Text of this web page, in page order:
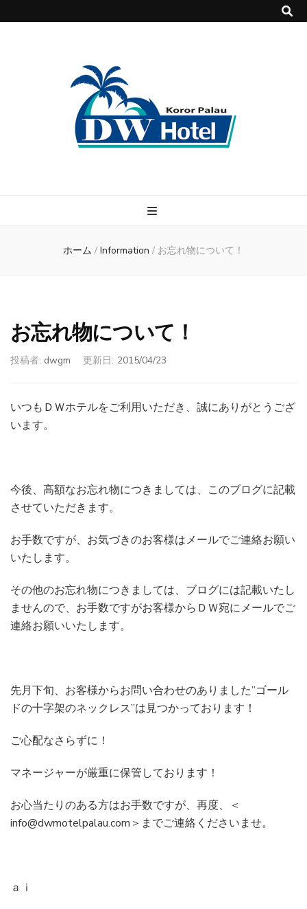
ホーム / Information / お忘れ物について！
お忘れ物について！
投稿者: dwgm 更新日: 2015/04/23
いつもＤＷホテルをご利用いただき、誠にありがとうござ
います。
今後、高額なお忘れ物につきましては、このブログに記載
させていただきます。
お手数ですが、お気づきのお客様はメールでご連絡お願い
いたします。
その他のお忘れ物につきましては、ブログには記載いたし
ませんので、お手数ですがお客様からＤＷ宛にメールでご
連絡お願いいたします。
先月下旬、お客様からお問い合わせのありました”ゴール
ドの十字架のネックレス”は見つかっております！
ご心配なさらずに！
マネージャーが厳重に保管しております！
お心当たりのある方はお手数ですが、再度、＜
info@dwmotelpalau.com＞までご連絡くださいませ。
ａｉ